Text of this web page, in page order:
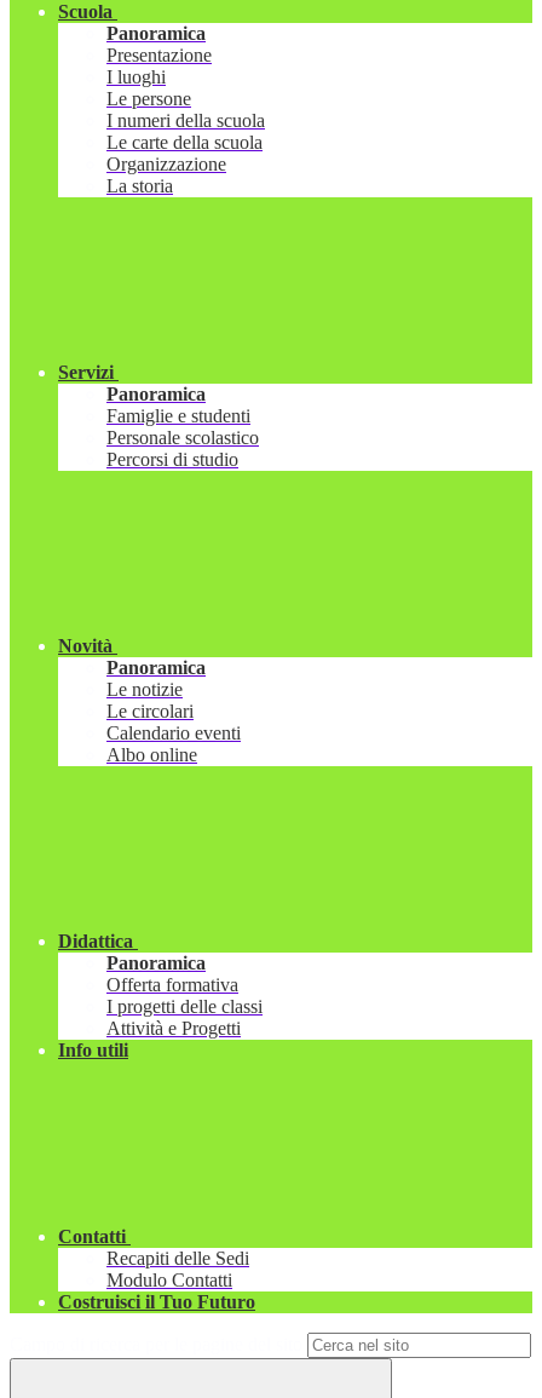
Scuola
Panoramica
Presentazione
I luoghi
Le persone
I numeri della scuola
Le carte della scuola
Organizzazione
La storia
Servizi
Panoramica
Famiglie e studenti
Personale scolastico
Percorsi di studio
Novità
Panoramica
Le notizie
Le circolari
Calendario eventi
Albo online
Didattica
Panoramica
Offerta formativa
I progetti delle classi
Attività e Progetti
Info utili
Contatti
Recapiti delle Sedi
Modulo Contatti
Costruisci il Tuo Futuro